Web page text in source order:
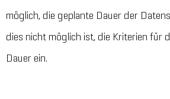
möglich, die geplante Dauer der
dies nicht möglich ist, die Kriterien für
Dauer ein.